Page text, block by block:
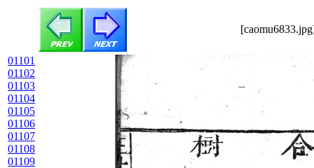
01101
01102
01103
01104
01105
01106
01107
01108
01109